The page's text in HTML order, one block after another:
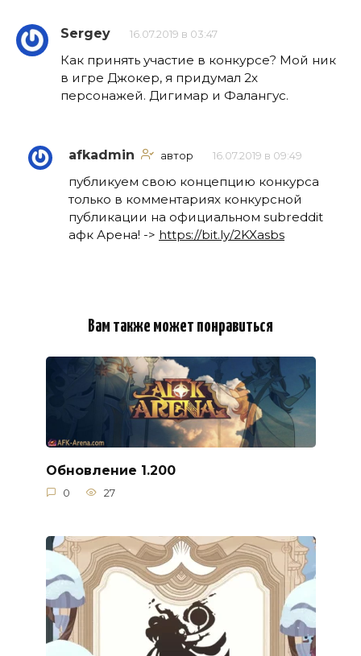
Sergey 16.07.2019 в 03:47
Как принять участие в конкурсе? Мой ник
в игре Джокер, я придумал 2х
персонажей. Дигимар и Фалангус.
afkadmin автор 16.07.2019 в 09:49
публикуем свою концепцию конкурса
только в комментариях конкурсной
публикации на официальном subreddit
афк Арена! -> https://bit.ly/2KXasbs
Вам также может понравиться
Обновление 1.200
0 27